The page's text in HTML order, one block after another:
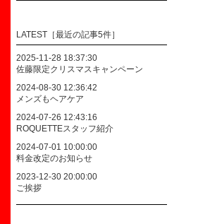
LATEST［最近の記事5件］
2025-11-28 18:37:30
佐藤限定クリスマスキャンペーン
2024-08-30 12:36:42
メンズもヘアケア
2024-07-26 12:43:16
ROQUETTEスタッフ紹介
2024-07-01 10:00:00
料金改定のお知らせ
2023-12-30 20:00:00
ご挨拶